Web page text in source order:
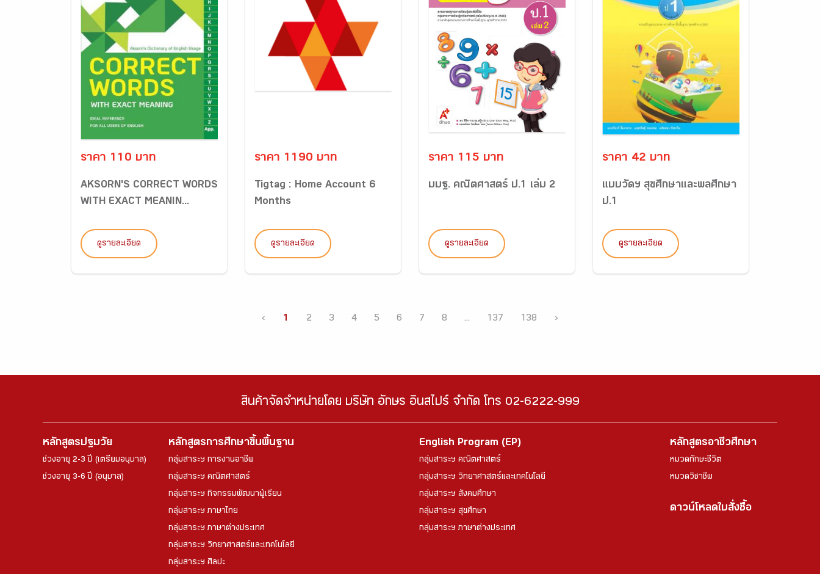
ราคา 110 บาท
AKSORN'S CORRECT WORDS
WITH EXACT MEANIN...
ดูรายละเอียด
ราคา 1190 บาท
Tigtag : Home Account 6
Months
ดูรายละเอียด
ราคา 115 บาท
มมฐ. คณิตศาสตร์ ป.1 เล่ม 2
ดูรายละเอียด
ราคา 42 บาท
แบบวัดฯ สุขศึกษาและพลศึกษา
ป.1
ดูรายละเอียด
‹ 1 2 3 4 5 6 7 8 ... 137 138 ›
สินค้าจัดจำหน่ายโดย บริษัท อักษร อินสไปร์ จำกัด โทร 02-6222-999
หลักสูตรปฐมวัย
ช่วงอายุ 2-3 ปี (เตรียมอนุบาล)
ช่วงอายุ 3-6 ปี (อนุบาล)
หลักสูตรการศึกษาขึ้นพื้นฐาน
กลุ่มสาระฯ การงานอาชีพ
กลุ่มสาระฯ คณิตศาสตร์
กลุ่มสาระฯ กิจกรรมพัฒนาผู้เรียน
กลุ่มสาระฯ ภาษาไทย
กลุ่มสาระฯ ภาษาต่างประเทศ
กลุ่มสาระฯ วิทยาศาสตร์และเทคโนโลยี
กลุ่มสาระฯ ศิลปะ
English Program (EP)
กลุ่มสาระฯ คณิตศาสตร์
กลุ่มสาระฯ วิทยาศาสตร์และเทคโนโลยี
กลุ่มสาระฯ สังคมศึกษา
กลุ่มสาระฯ สุขศึกษา
กลุ่มสาระฯ ภาษาต่างประเทศ
หลักสูตรอาชีวศึกษา
หมวดทักษะชีวิต
หมวดวิชาชีพ
ดาวน์โหลดใบสั่งซื้อ